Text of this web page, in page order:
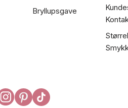
Bryllupsgave